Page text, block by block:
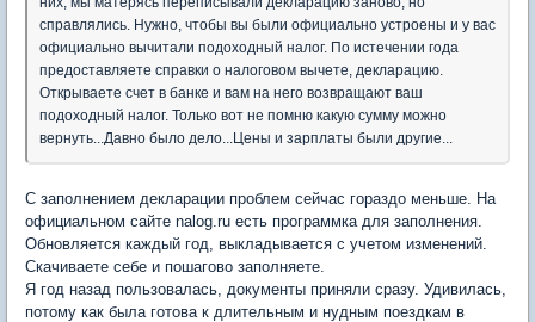
справлялись. Нужно, чтобы вы были официально устроены и у вас
официально вычитали подоходный налог. По истечении года
предоставляете справки о налоговом вычете, декларацию.
Открываете счет в банке и вам на него возвращают ваш
подоходный налог. Только вот не помню какую сумму можно
вернуть...Давно было дело...Цены и зарплаты были другие...
С заполнением декларации проблем сейчас гораздо меньше. На
официальном сайте nalog.ru есть программка для заполнения.
Обновляется каждый год, выкладывается с учетом изменений.
Скачиваете себе и пошагово заполняете.
Я год назад пользовалась, документы приняли сразу. Удивилась,
потому как была готова к длительным и нудным поездкам в